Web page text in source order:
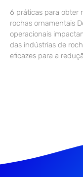
6 práticas para obter
rochas ornamentais
operacionais
das indústrias de
eficazes para a